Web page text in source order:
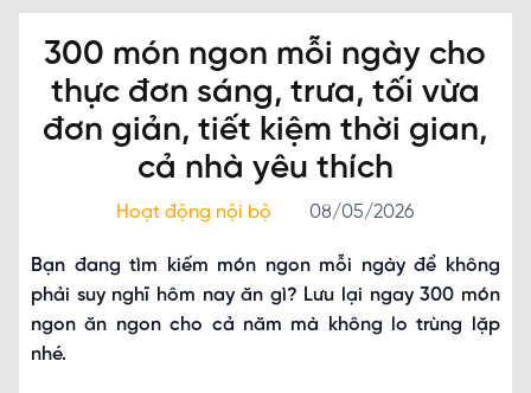
Chọn Haseca
Dịch vụ
Bản tin HASECA
Tuyển dụng
Liên hệ
gian, cả nhà yêu thích
300 món ngon mỗi ngày cho
thực đơn sáng, trưa, tối vừa
đơn giản, tiết kiệm thời gian,
cả nhà yêu thích
Hoạt động nội bộ 08/05/2026
Bạn đang tìm kiếm món ngon mỗi ngày để không
phải suy nghĩ hôm nay ăn gì? Lưu lại ngay 300 món
ngon ăn ngon cho cả năm mà không lo trùng lặp
nhé.